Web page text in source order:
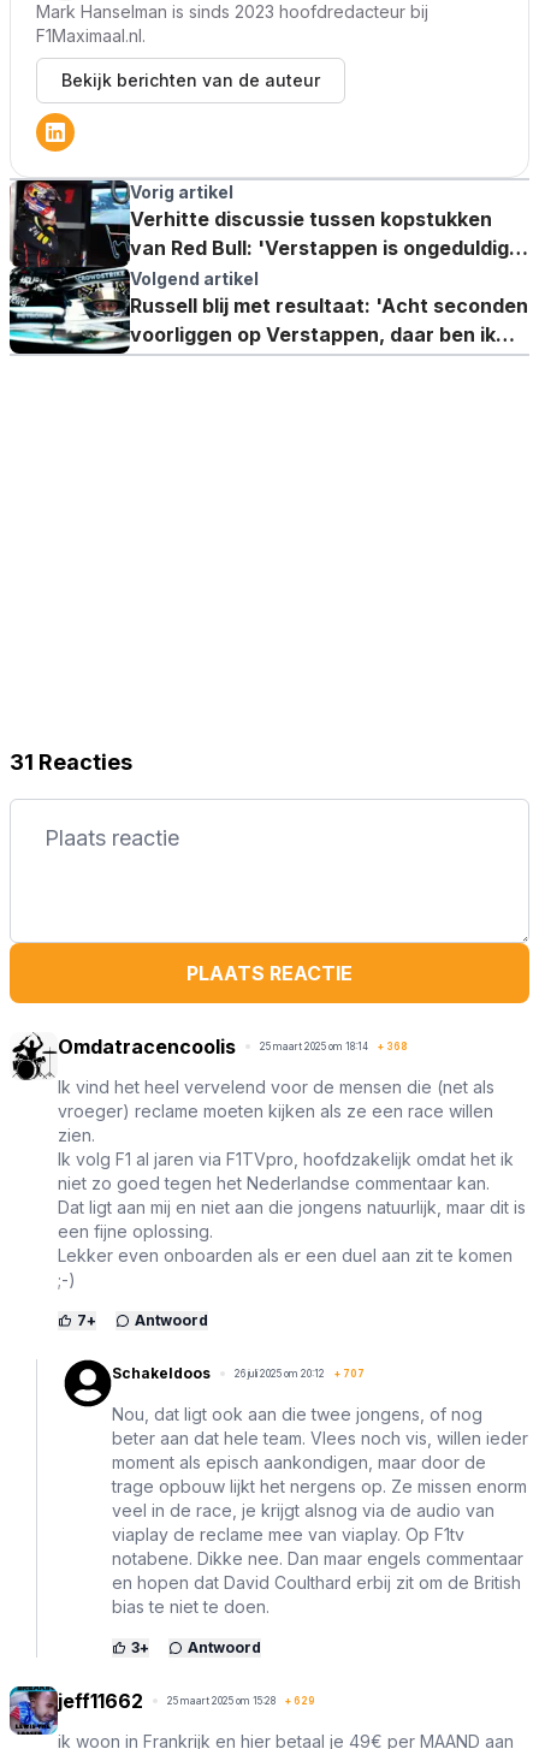
Mark Hanselman is sinds 2023 hoofdredacteur bij
F1Maximaal.nl.
Bekijk berichten van de auteur
Vorig artikel
Verhitte discussie tussen kopstukken
van Red Bull: 'Verstappen is ongeduldig,
en terecht'
Volgend artikel
Russell blij met resultaat: 'Acht seconden
voorliggen op Verstappen, daar ben ik
trots op'
31 Reacties
PLAATS REACTIE
Omdatracencoolis 25 maart 2025 om 18:14 + 368
Ik vind het heel vervelend voor de mensen die (net als
vroeger) reclame moeten kijken als ze een race willen
zien.
Ik volg F1 al jaren via F1TVpro, hoofdzakelijk omdat het ik
niet zo goed tegen het Nederlandse commentaar kan.
Dat ligt aan mij en niet aan die jongens natuurlijk, maar dit is
een fijne oplossing.
Lekker even onboarden als er een duel aan zit te komen
;-)
7+ Antwoord
Schakeldoos 26 juli 2025 om 20:12 + 707
Nou, dat ligt ook aan die twee jongens, of nog
beter aan dat hele team. Vlees noch vis, willen ieder
moment als episch aankondigen, maar door de
trage opbouw lijkt het nergens op. Ze missen enorm
veel in de race, je krijgt alsnog via de audio van
viaplay de reclame mee van viaplay. Op F1tv
notabene. Dikke nee. Dan maar engels commentaar
en hopen dat David Coulthard erbij zit om de British
bias te niet te doen.
3+ Antwoord
jeff11662 25 maart 2025 om 15:28 + 629
ik woon in Frankrijk en hier betaal je 49€ per MAAND aan